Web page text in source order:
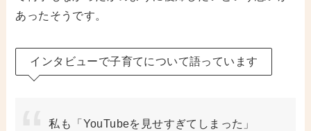
あったそうです。
インタビューで子育てについて語っています
私も「YouTubeを見せすぎてしまった」